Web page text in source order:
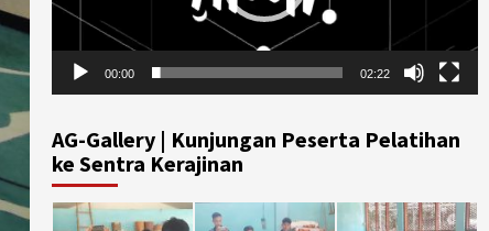
00:00 02:22
AG-Gallery | Kunjungan Peserta Pelatihan
ke Sentra Kerajinan